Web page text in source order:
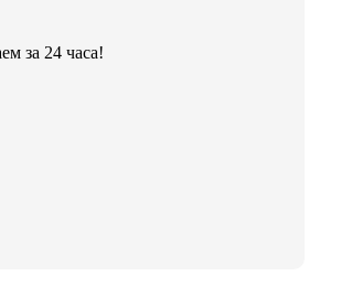
за 24 часа!